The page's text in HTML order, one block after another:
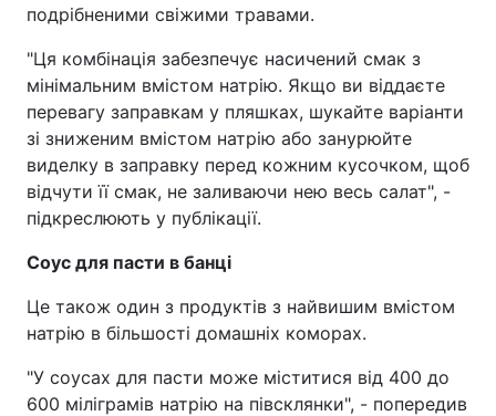
подрібненими свіжими травами.
"Ця комбінація забезпечує насичений смак з
мінімальним вмістом натрію. Якщо ви віддаєте
перевагу заправкам у пляшках, шукайте варіанти
зі зниженим вмістом натрію або занурюйте
виделку в заправку перед кожним кусочком, щоб
відчути її смак, не заливаючи нею весь салат", -
підкреслюють у публікації.
Соус для пасти в банці
Це також один з продуктів з найвишим вмістом
натрію в більшості домашніх коморах.
"У соусах для пасти може міститися від 400 до
600 міліграмів натрію на півсклянки", - попередив